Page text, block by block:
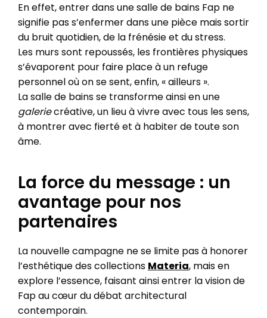
En effet, entrer dans une salle de bains Fap ne
signifie pas s’enfermer dans une pièce mais sortir
du bruit quotidien, de la frénésie et du stress.
Les murs sont repoussés, les frontières physiques
s’évaporent pour faire place à un refuge
personnel où on se sent, enfin, « ailleurs ».
La salle de bains se transforme ainsi en une
galeriecréative, un lieu à vivre avec tous les sens,
à montrer avec fierté et à habiter de toute son
âme.
La force du message : un
avantage pour nos
partenaires
La nouvelle campagne ne se limite pas à honorer
l’esthétique des collections Materia, mais en
explore l’essence, faisant ainsi entrer la vision de
Fap au cœur du débat architectural
contemporain.